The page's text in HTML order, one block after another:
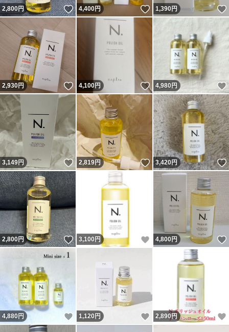
2,800円 いいね！
4,400円 いいね！
1,390円
2,930円 いいね！
4,100円 いいね！
4,980円
3,149円 いいね！
2,819円 いいね！
3,420円
2,800円 いいね！
3,100 円 いいね！
4,800円
4,880円 いいね！
1,120 円 いいね！
2,890円